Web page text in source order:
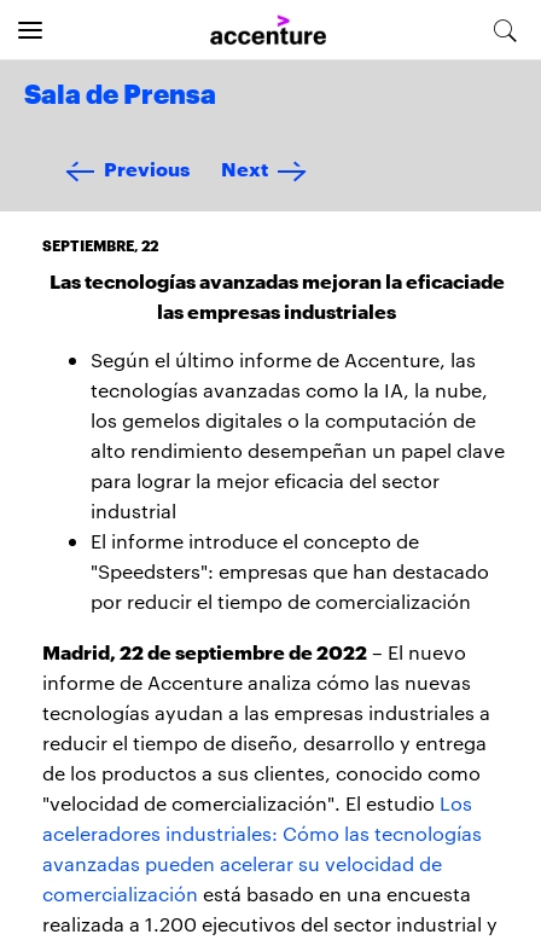
Sala de Prensa
Previous Next
SEPTIEMBRE, 22
Las tecnologías avanzadas mejoran la eficaciade
las empresas industriales
Según el último informe de Accenture, las
tecnologías avanzadas como la IA, la nube,
los gemelos digitales o la computación de
alto rendimiento desempeñan un papel clave
para lograr la mejor eficacia del sector
industrial
El informe introduce el concepto de
"Speedsters": empresas que han destacado
por reducir el tiempo de comercialización
Madrid, 22 de septiembre de 2022– El nuevo
informe de Accenture analiza cómo las nuevas
tecnologías ayudan a las empresas industriales a
reducir el tiempo de diseño, desarrollo y entrega
de los productos a sus clientes, conocido como
"velocidad de comercialización". El estudio Los
aceleradores industriales: Cómo las tecnologías
avanzadas pueden acelerar su velocidad de
comercialización está basado en una encuesta
realizada a 1.200 ejecutivos del sector industrial y